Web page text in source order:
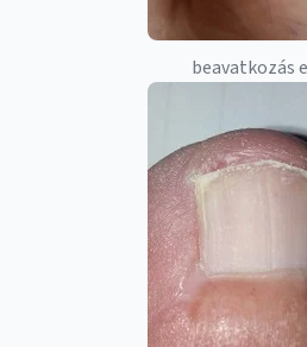
beavatkozás